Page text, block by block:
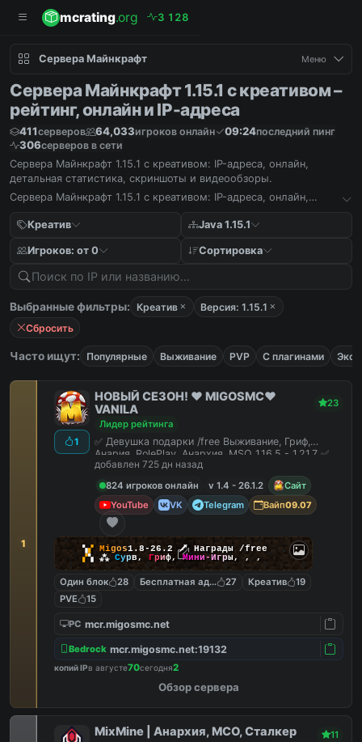
mcrating.org 3 1 28
Сервера Майнкрафт Меню
Сервера Майнкрафт 1.15.1 с креативом –
рейтинг, онлайн и IP-адреса
411серверов 64,033игроков онлайн 09:24последний пинг
306серверов в сети
Сервера Майнкрафт 1.15.1 с креативом: IP-адреса, онлайн,
детальная статистика, скриншоты и видеообзоры.
Сервера Майнкрафт 1.15.1 с креативом: IP-адреса, онлайн,
Креатив
Java 1.15.1
Игроков: от 0 Сортировка
Выбранные фильтры: Креатив
Версия: 1.15.1
Сбросить
Часто ищут: Популярные Выживание PVP С плагинами
1
1
НОВЫЙ СЕЗОН! ❤️ MIGOSMC❤️
VANILA
23
Лидер рейтинга
✅ Девушка подарки /free Выживание, Гриф,
Анария, RolePlay, Анархия, MSO 1.16.5 - 1.21.7 ✅
добавлен 725 дн назад
824 игроков онлайн
v 1.4 - 26.1.2
Сайт
YouTube
VK Telegram Вайп09.07
▚▞ Migos1.8-26.2🗡 Награды /free
▞▚ ⁂ Сурв, Гриф,Мини-Игры, , ,
Один блок 28 Бесплатная админка
27 Креатив
19
PVE
15
PC mcr.migosmc.net
Bedrock mcr.migosmc.net:19132
копий IPв августе70сегодня2
Обзор сервера
MixMine | Анархия, МСО, Сталкер 11